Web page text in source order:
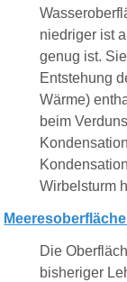
niedriger ist
genug ist.
Entstehung
Wärme)
beim
Wirbelsturm
Die
bisheriger